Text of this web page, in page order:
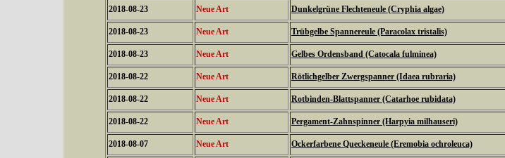
2018-08-23 Neue Art Dunkelgrüne Flechteneule (Cryphia algae)
2018-08-23 Neue Art Trübgelbe Spannereule (Paracolax tristalis)
2018-08-23 Neue Art Gelbes Ordensband (Catocala fulminea)
2018-08-22 Neue Art Rötlichgelber Zwergspanner (Idaea rubraria)
2018-08-22 Neue Art Rotbinden-Blattspanner (Catarhoe rubidata)
2018-08-22 Neue Art Pergament-Zahnspinner (Harpyia milhauseri)
2018-08-07 Neue Art Ockerfarbene Queckeneule (Eremobia ochroleuca)